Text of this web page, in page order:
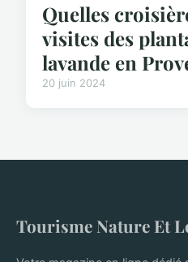
Quelles
visites des
lavande en
20 juin 2024
Tourisme Nature Et